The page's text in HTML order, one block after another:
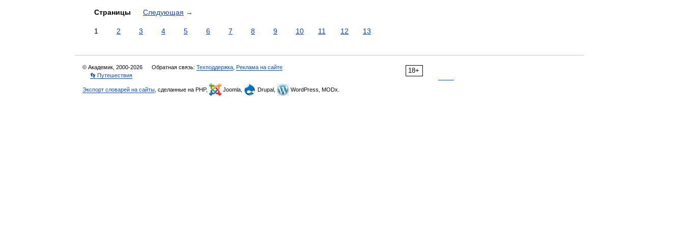
Страницы Следующая →
1 2 3 4 5 6 7 8 9 10 11 12 13
18+
© Академик, 2000-2026 Обратная связь: Техподдержка Реклама на сайте
👣 Путешествия
Экспорт словарей на сайты , сделанные на PHP, Joomla, Drupal, WordPress, MODx.